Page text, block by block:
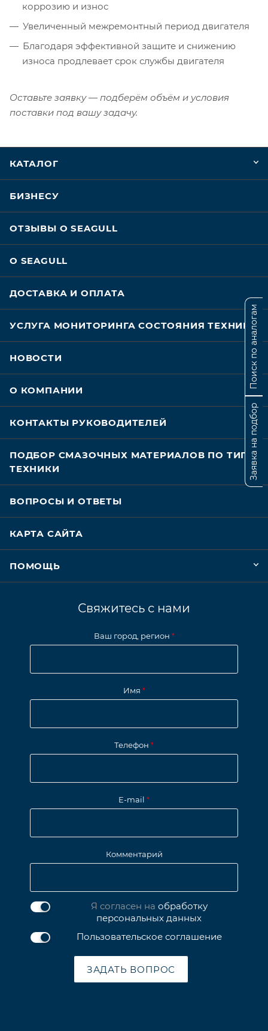
коррозию и износ
Увеличенный межремонтный период двигателя
Благодаря эффективной защите и снижению
износа продлевает срок службы двигателя
Оставьте заявку — подберём объём и условия
поставки под вашу задачу.
КАТАЛОГ
БИЗНЕСУ
ОТЗЫВЫ О SEAGULL
О SEAGULL
ДОСТАВКА И ОПЛАТА
УСЛУГА МОНИТОРИНГА СОСТОЯНИЯ ТЕХНИКИ
НОВОСТИ
О КОМПАНИИ
КОНТАКТЫ РУКОВОДИТЕЛЕЙ
ПОДБОР СМАЗОЧНЫХ МАТЕРИАЛОВ ПО ТИПУ
ТЕХНИКИ
ВОПРОСЫ И ОТВЕТЫ
КАРТА САЙТА
ПОМОЩЬ
Свяжитесь с нами
Ваш город, регион *
Имя *
Телефон *
E-mail *
Комментарий
Я согласен на обработку
персональных данных
Пользовательское соглашение
ЗАДАТЬ ВОПРОС
Заявка на подбор
Поиск по аналогам